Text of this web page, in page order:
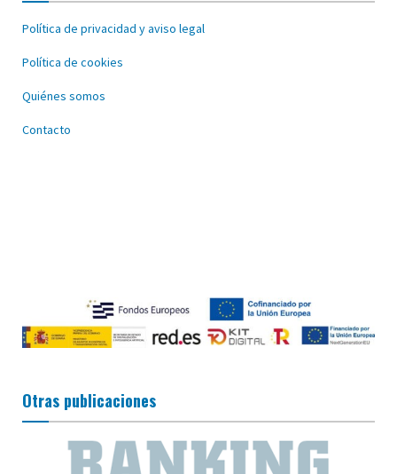
Política de privacidad y aviso legal
Política de cookies
Quiénes somos
Contacto
Otras publicaciones